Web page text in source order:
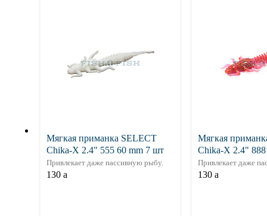
Мягкая приманка SELECT
Chika-X 2.4" 555 60 mm 7 шт
Привлекает даже пассивную рыбу.
130 a
Мягкая
Chika-X 2.4"
Привлекает даже
130 a